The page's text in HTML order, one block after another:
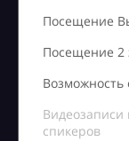
Посещение
Посещение 2
Видеозаписи
спикеров